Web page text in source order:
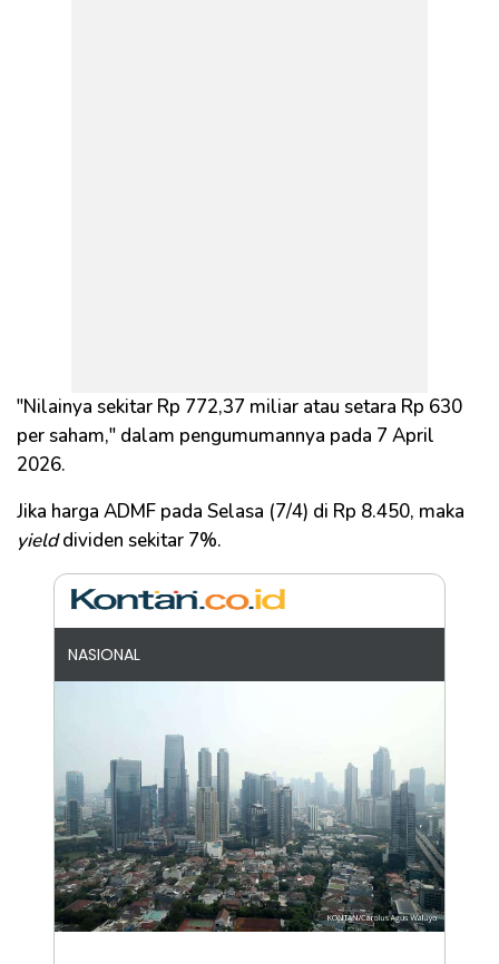
"Nilainya sekitar Rp 772,37 miliar atau setara Rp 630
per saham," dalam pengumumannya pada 7 April
2026.
Jika harga ADMF pada Selasa (7/4) di Rp 8.450, maka
yielddividen sekitar 7%.
NASIONAL